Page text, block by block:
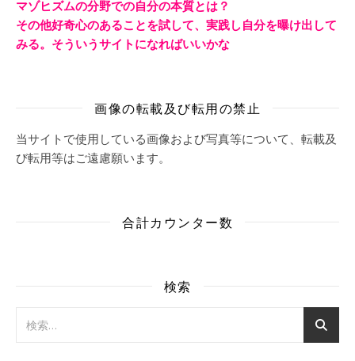
マゾヒズムの分野での自分の本質とは？
その他好奇心のあることを試して、実践し自分を曝け出して
みる。そういうサイトになればいいかな
画像の転載及び転用の禁止
当サイトで使用している画像および写真等について、転載及
び転用等はご遠慮願います。
合計カウンター数
検索